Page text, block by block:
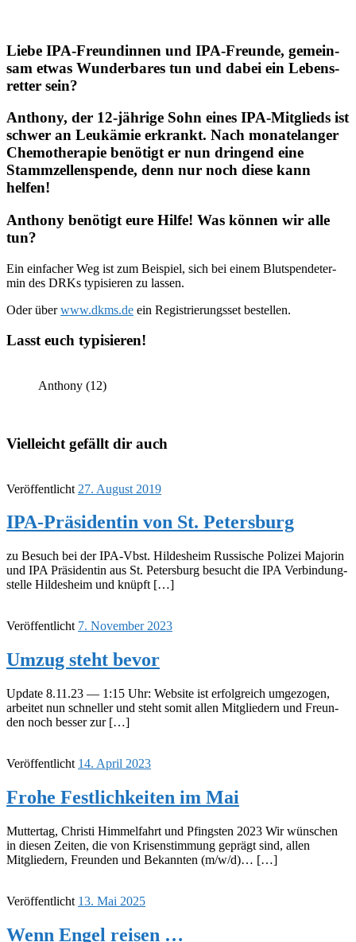
Liebe IPA-Freun­din­nen und IPA-Freunde, gemein­
sam etwas Wunder­ba­res tun und dabei ein Lebens­
ret­ter sein?
Anthony, der 12-jährige Sohn eines IPA-Mitglieds ist
schwer an Leuk­ämie erkrankt. Nach mona­te­lan­ger
Chemo­the­ra­pie benö­tigt er nun drin­gend eine
Stamm­zel­len­spende, denn nur noch diese kann
helfen!
Anthony benö­tigt eure Hilfe! Was können wir alle
tun?
Ein einfa­cher Weg ist zum Beispiel, sich bei einem Blut­spen­de­ter­
min des DRKs typi­sie­ren zu lassen.
Oder überwww.dkms.de ein Regis­trie­rungs­set bestel­len.
Lasst euch typi­sie­ren!
Anthony (12)
Vielleicht gefällt dir auch
Veröffentlicht 27. August 2019
IPA-Präsi­den­tin von St. Peters­burg
zu Besuch bei der IPA-Vbst. Hildes­heim Russi­sche Poli­zei Majo­rin
und IPA Präsi­den­tin aus St. Peters­burg besucht die IPA Verbin­dung­
s­telle Hildes­heim und knüpft […]
Veröffentlicht 7. November 2023
Umzug steht bevor
Update 8.11.23 — 1:15 Uhr: Website ist erfolg­reich umge­zo­gen,
arbei­tet nun schnel­ler und steht somit allen Mitglie­dern und Freun­
den noch besser zur […]
Veröffentlicht 14. April 2023
Frohe Fest­lich­kei­ten im Mai
Mutter­tag, Christi Himmel­fahrt und Pfings­ten 2023 Wir wünschen
in diesen Zeiten, die von Krisen­stim­mung geprägt sind, allen
Mitglie­dern, Freun­den und Bekann­ten (m/w/d)… […]
Veröffentlicht 13. Mai 2025
Wenn Engel reisen …